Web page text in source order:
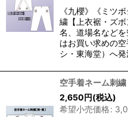
《九櫻》《ミツ
繍【上衣裾・ズ
名、道場名など
はお買い求めの
シ・東海堂）へ
空手着ネーム刺繍
2,650円(税込)
希望小売価格: